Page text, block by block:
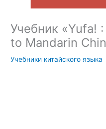
Учебник «Yufa!
to Mandarin
Учебники китайского языка